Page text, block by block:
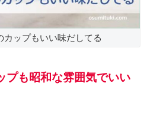
カップもいい味だしてる
プも昭和な雰囲気でいい